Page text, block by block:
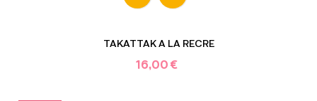
TAKATTAK A LA RECRE
16,00 €